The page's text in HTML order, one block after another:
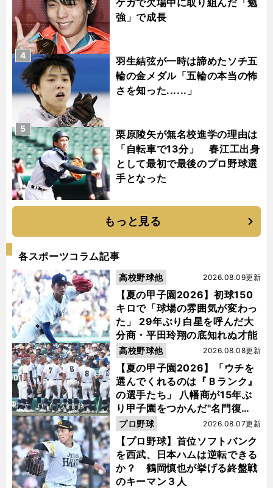
強」で成長
羽生結弦が一時は諦めたソチ五
輪の金メダル「五輪の本当の怖
さを知った......」
4
栗原陵矢が無名校進学の理由は
「自転車で13分」 春江工出身
として最初で最後のプロ野球選
手となった
5
もっと見る
各スポーツコラム記事
【夏の甲子園2026】初球150
キロで「球場の雰囲気が変わっ
た」 29年ぶり白星を呼んだ大
分商・平田玲翔の底知れぬ才能
2026.08.09更新
高校野球他
【夏の甲子園2026】「ウチを
選んでくれるのは『Ｂランク』
の選手たち」 八幡商が15年ぶ
り甲子園をつかんだ"名門復
活"の舞台裏
2026.08.08更新
高校野球他
【プロ野球】首位ソフトバンク
を西武、日本ハムは逆転できる
か？ 鶴岡慎也が挙げる終盤戦
のキーマン３人
2026.08.07更新
プロ野球